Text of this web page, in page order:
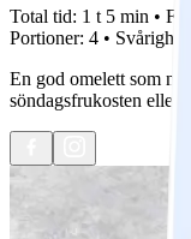
Total tid: 1 t 5 min •
Portioner: 4 •
En god omelett som
söndagsfrukosten eller